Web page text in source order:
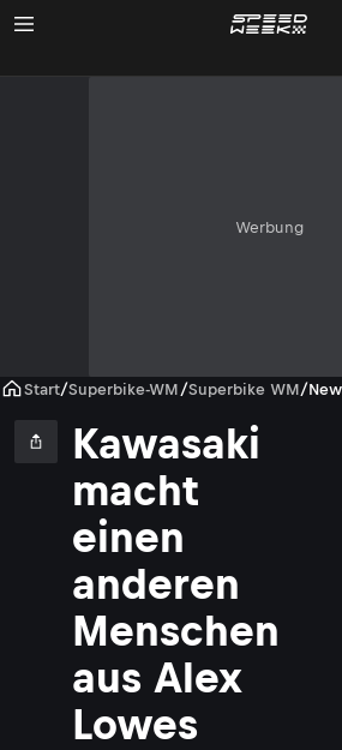
Werbung
Start/Superbike-WM /Superbike WM/
Kawasaki
macht
einen
anderen
Menschen
aus Alex
Lowes